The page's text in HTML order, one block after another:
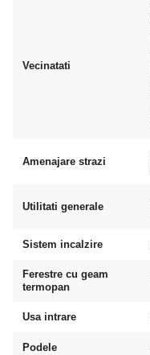
Vecinatati
Amenajare strazi
Utilitati generale
Sistem incalzire
Ferestre cu geam
termopan
Usa intrare
Podele